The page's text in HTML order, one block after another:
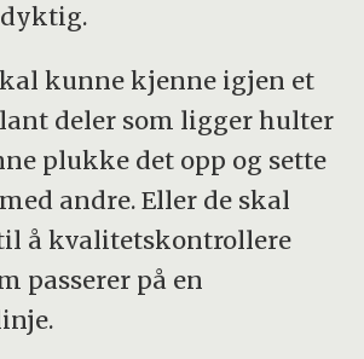
kunne kjenne igjen et
deler som ligger hulter
plukke det opp og sette
andre. Eller de skal
å kvalitetskontrollere
passerer på en